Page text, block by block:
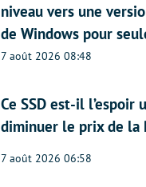
niveau vers une
de Windows pour
7 août 2026 08:48
Ce SSD est-il l’espoir
diminuer le prix de la
7 août 2026 06:58